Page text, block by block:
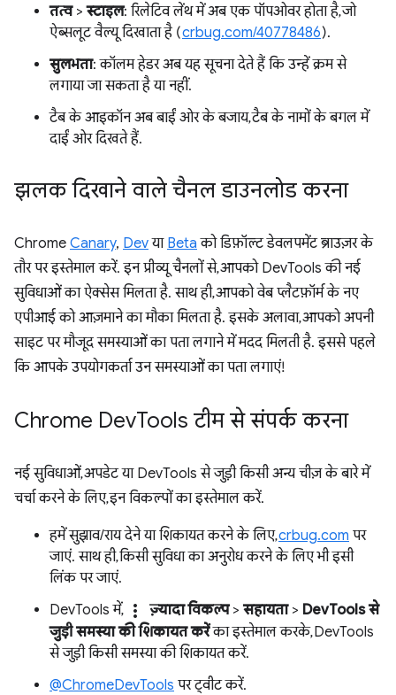
तत्व>स्टाइल: रिलेटिव लेंथ में अब एक पॉपओवर होता है, जो
ऐब्सलूट वैल्यू दिखाता है (crbug.com/40778486).
सुलभता: कॉलम हेडर अब यह सूचना देते हैं कि उन्हें क्रम से
लगाया जा सकता है या नहीं.
टैब के आइकॉन अब बाईं ओर के बजाय, टैब के नामों के बगल में
दाईं ओर दिखते हैं.
झलक दिखाने वाले चैनल डाउनलोड करना
Chrome Canary, Devया Beta को डिफ़ॉल्ट डेवलपमेंट ब्राउज़र के
तौर पर इस्तेमाल करें. इन प्रीव्यू चैनलों से, आपको DevTools की नई
सुविधाओं का ऐक्सेस मिलता है. साथ ही, आपको वेब प्लैटफ़ॉर्म के नए
एपीआई को आज़माने का मौका मिलता है. इसके अलावा, आपको अपनी
साइट पर मौजूद समस्याओं का पता लगाने में मदद मिलती है. इससे पहले
कि आपके उपयोगकर्ता उन समस्याओं का पता लगाएं!
Chrome DevTools टीम से संपर्क करना
नई सुविधाओं, अपडेट या DevTools से जुड़ी किसी अन्य चीज़ के बारे में
चर्चा करने के लिए, इन विकल्पों का इस्तेमाल करें.
हमें सुझाव/राय देने या शिकायत करने के लिए,crbug.com पर
जाएं. साथ ही, किसी सुविधा का अनुरोध करने के लिए भी इसी
लिंक पर जाएं.
DevTools में, more_vert ज़्यादा विकल्प> सहायता> DevTools से
जुड़ी समस्या की शिकायत करेंका इस्तेमाल करके, DevTools
से जुड़ी किसी समस्या की शिकायत करें.
@ChromeDevTools पर ट्वीट करें.